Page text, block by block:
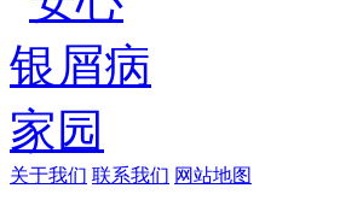
关于我们 联系我们 网站地图